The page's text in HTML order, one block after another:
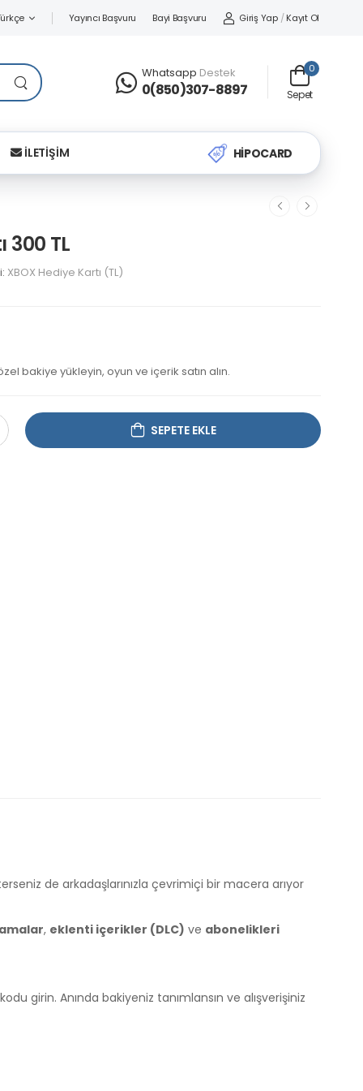
Yayıncı Başvuru Bayi Başvuru Giriş Yap / Kayıt Ol
Whatsapp Destek
0(850)307-8897
0
Sepet
İLETİŞİM HİPOCARD
300 TL
XBOX Hediye Kartı (TL)
bakiye yükleyin, oyun ve içerik satın alın.
SEPETE EKLE
de arkadaşlarınızla çevrimiçi bir macera arıyor
, eklenti içerikler (DLC) ve abonelikleri
kodu girin. Anında bakiyeniz tanımlansın ve alışverişiniz